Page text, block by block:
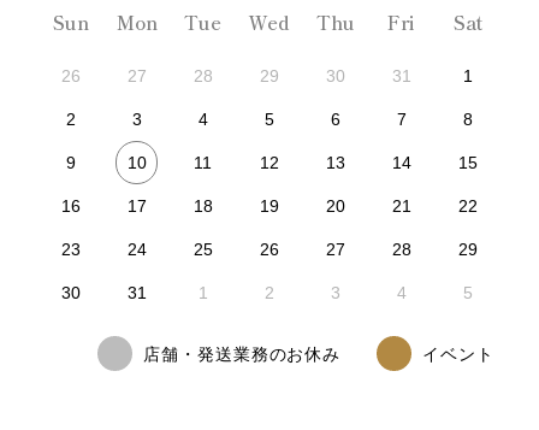
Sun Mon Tue Wed Thu Fri Sat
26 27 28 29 30 31 1
2 3 4 5 6 7 8
9 10 11 12 13 14 15
16 17 18 19 20 21 22
23 24 25 26 27 28 29
30 31 1 2 3 4 5
店舗・発送業務のお休み イベント